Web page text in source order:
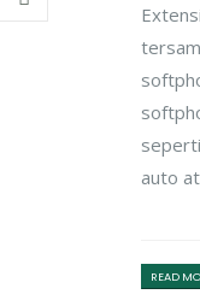
auto
READ